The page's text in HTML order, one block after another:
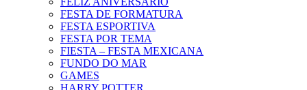
FESTA DE FORMATURA
FESTA ESPORTIVA
FESTA POR TEMA
FIESTA – FESTA MEXICANA
FUNDO DO MAR
GAMES
HARRY POTTER